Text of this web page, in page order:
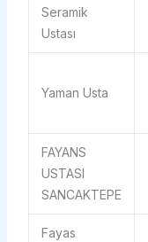
Seramik
Ustası
Yaman Usta
FAYANS
USTASI
SANCAKTEPE
Fayas